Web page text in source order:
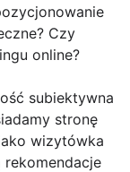
Czy
online?
subiektywna
stronę
wizytówka
rekomendacje